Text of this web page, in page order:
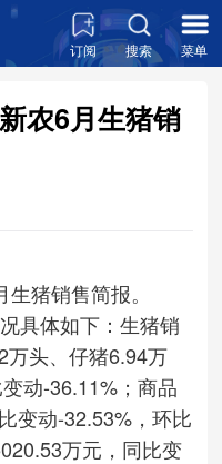
订阅 搜索 菜单
农6月生猪销
猪销售简报。
具体如下：生猪销
万头、仔猪6.94万
动-36.11%；商品
变动-32.53%，环比
万元，同比变